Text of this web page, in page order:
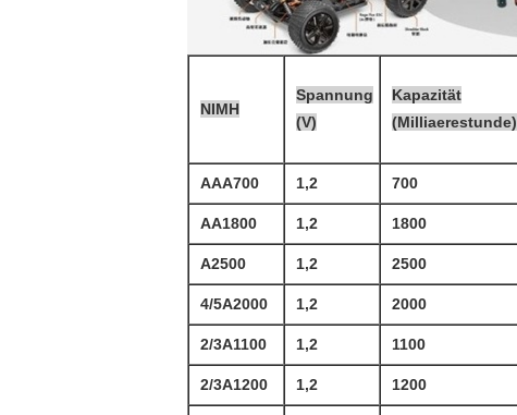
NIMH
Spannung
(V)
Kapazität
(Milliaerestunde)
AAA700 1,2 700
AA1800 1,2 1800
A2500 1,2 2500
4/5A2000 1,2 2000
2/3A1100 1,2 1100
2/3A1200 1,2 1200